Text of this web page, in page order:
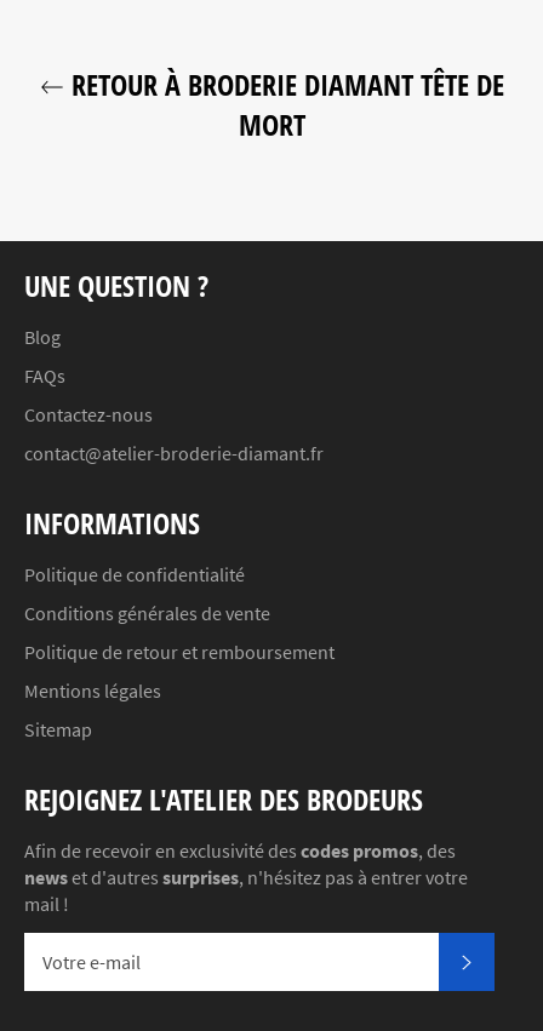
RETOUR À BRODERIE DIAMANT TÊTE DE
MORT
UNE QUESTION ?
Blog
FAQs
Contactez-nous
contact@atelier-broderie-diamant.fr
INFORMATIONS
Politique de confidentialité
Conditions générales de vente
Politique de retour et remboursement
Mentions légales
Sitemap
REJOIGNEZ L'ATELIER DES BRODEURS
Afin de recevoir en exclusivité des codes promos, des
newset d'autres surprises, n'hésitez pas à entrer votre
mail !